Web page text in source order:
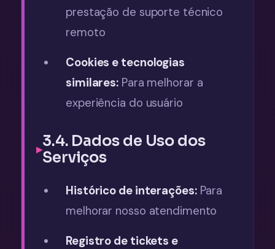
prestação de suporte técnico
remoto
Cookies e tecnologias
similares: Para melhorar a
experiência do usuário
3.4. Dados de Uso dos
Serviços
Histórico de interações:Para
melhorar nosso atendimento
Registro de tickets e